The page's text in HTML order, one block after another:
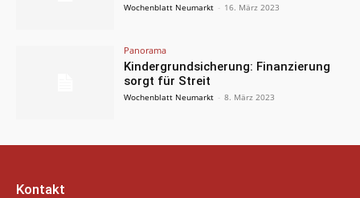
Wochenblatt Neumarkt - 16. März 2023
Panorama
Kindergrundsicherung: Finanzierung
sorgt für Streit
Wochenblatt Neumarkt - 8. März 2023
Kontakt